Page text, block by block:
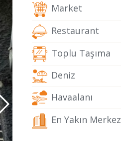
Market
Restaurant
Toplu Taşıma
Deniz
Havaalanı
En Yakın Merkez